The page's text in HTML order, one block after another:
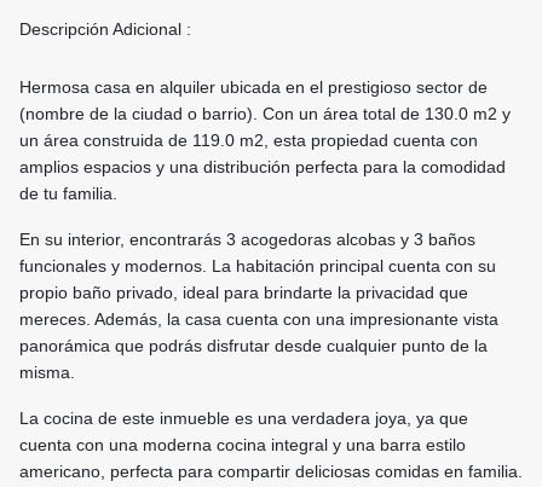
Descripción Adicional :
Hermosa casa en alquiler ubicada en el prestigioso sector de
(nombre de la ciudad o barrio). Con un área total de 130.0 m2 y
un área construida de 119.0 m2, esta propiedad cuenta con
amplios espacios y una distribución perfecta para la comodidad
de tu familia.
En su interior, encontrarás 3 acogedoras alcobas y 3 baños
funcionales y modernos. La habitación principal cuenta con su
propio baño privado, ideal para brindarte la privacidad que
mereces. Además, la casa cuenta con una impresionante vista
panorámica que podrás disfrutar desde cualquier punto de la
misma.
La cocina de este inmueble es una verdadera joya, ya que
cuenta con una moderna cocina integral y una barra estilo
americano, perfecta para compartir deliciosas comidas en familia.